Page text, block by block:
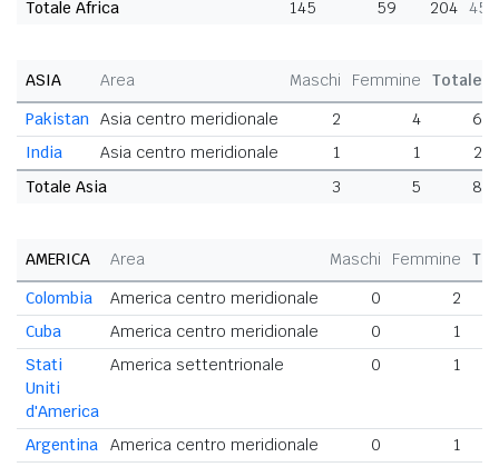
Totale Africa 145 59 204
ASIA Area Maschi Femmine
Totale
Pakistan Asia centro meridionale 2 4 6
India
Asia centro meridionale 1 1 2
Totale Asia
3 5 8
AMERICA Area Maschi Femmine
Colombia
America centro meridionale 0
2
Cuba
America centro meridionale 0
1
Stati
Uniti
d'America
America settentrionale 0 1
Argentina America centro meridionale 0
1